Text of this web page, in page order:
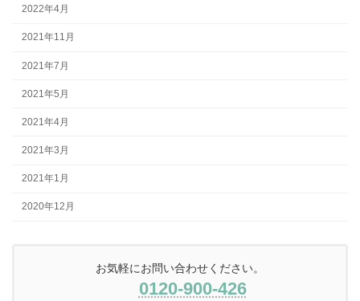
2022年4月
2021年11月
2021年7月
2021年5月
2021年4月
2021年3月
2021年1月
2020年12月
お気軽にお問い合わせください。
0120-900-426